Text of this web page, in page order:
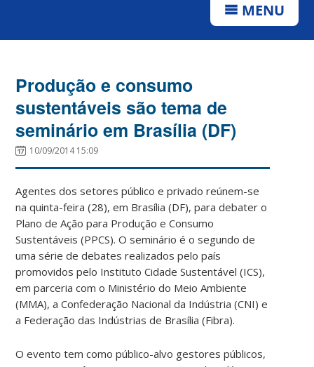
MENU
Produção e consumo
sustentáveis são tema de
seminário em Brasília (DF)
10/09/2014 15:09
Agentes dos setores público e privado reúnem-se
na quinta-feira (28), em Brasília (DF), para debater o
Plano de Ação para Produção e Consumo
Sustentáveis (PPCS). O seminário é o segundo de
uma série de debates realizados pelo país
promovidos pelo Instituto Cidade Sustentável (ICS),
em parceria com o Ministério do Meio Ambiente
(MMA), a Confederação Nacional da Indústria (CNI) e
a Federação das Indústrias de Brasília (Fibra).
O evento tem como público-alvo gestores públicos,